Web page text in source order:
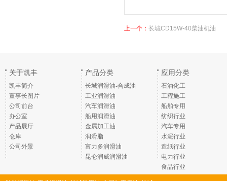
上一个： 长城CD15W-40柴油机油
关于凯丰
凯丰简介
董事长图片
公司前台
办公室
产品展厅
仓库
公司外景
产品分类
长城润滑油-合成油
工业润滑油
汽车润滑油
船用润滑油
金属加工油
润滑脂
富力多润滑油
昆仑润威润滑油
应用分类
石油化工
工程施工
船舶专用
纺织行业
汽车专用
水泥行业
造纸行业
电力行业
食品行业